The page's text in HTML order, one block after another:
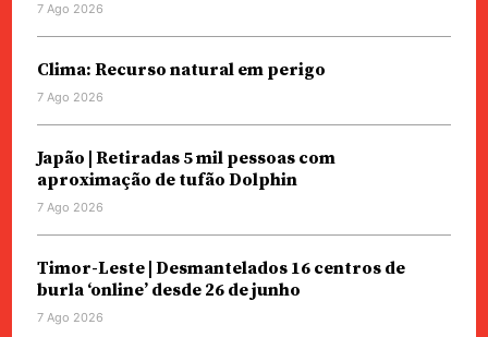
7 Ago 2026
Clima: Recurso natural em perigo
7 Ago 2026
Japão | Retiradas 5 mil pessoas com
aproximação de tufão Dolphin
7 Ago 2026
Timor-Leste | Desmantelados 16 centros de
burla ‘online’ desde 26 de junho
7 Ago 2026